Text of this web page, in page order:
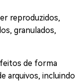
reproduzidos,
granulados,
de forma
arquivos, incluindo